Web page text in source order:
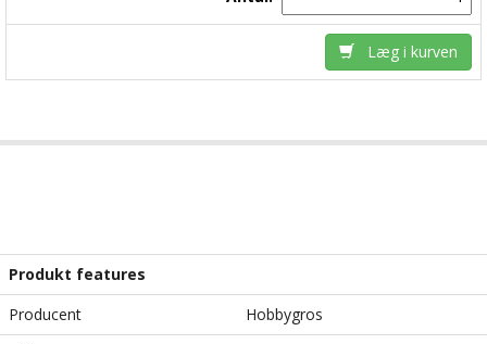
Læg i kurven
Produkt features
Producent
Hobbygros